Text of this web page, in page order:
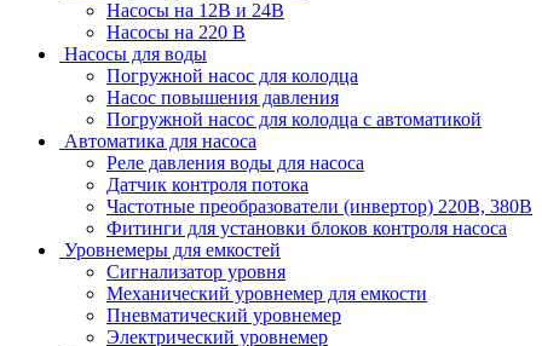
Насосы на 12В и 24В
Насосы на 220 В
Насосы для воды
Погружной насос для колодца
Насос повышения давления
Погружной насос для колодца с автоматикой
Автоматика для насоса
Реле давления воды для насоса
Датчик контроля потока
Частотные преобразователи (инвертор) 220В, 380В
Фитинги для установки блоков контроля насоса
Уровнемеры для емкостей
Сигнализатор уровня
Механический уровнемер для емкости
Пневматический уровнемер
Электрический уровнемер